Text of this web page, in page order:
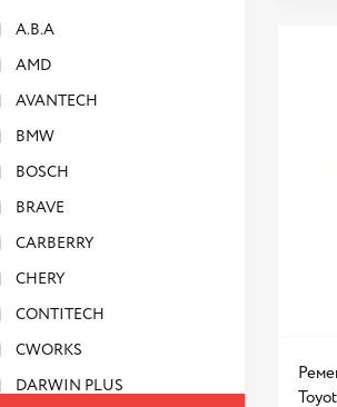
A.B.A
AMD
AVANTECH
BMW
BOSCH
BRAVE
CARBERRY
CHERY
CONTITECH
CWORKS
DARWIN PLUS